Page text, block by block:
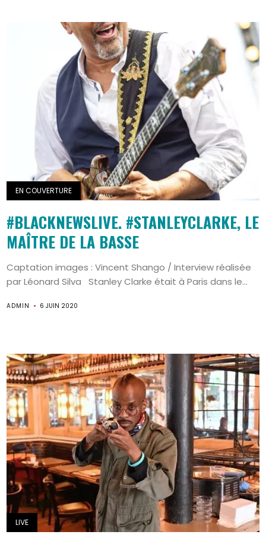
EN COUVERTURE
#BLACKNEWSLIVE. #STANLEYCLARKE, LE
MAÎTRE DE LA BASSE
Captation images : Vincent Shango / Interview réalisée
par Léonard Silva Stanley Clarke était à Paris dans le...
ADMIN 6 JUIN 2020
LIVE